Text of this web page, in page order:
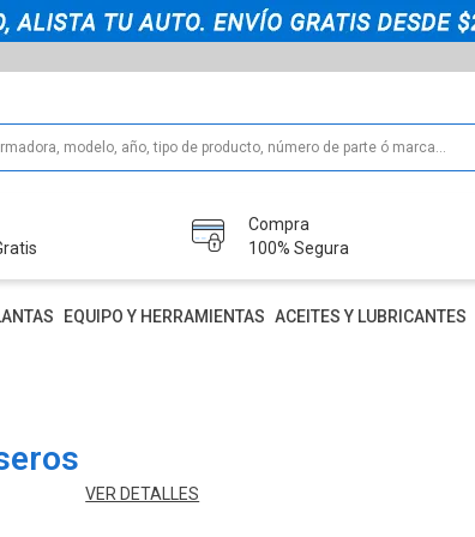
Compra
100% Segura
EQUIPO Y HERRAMIENTAS ACEITES Y LUBRICANTES
VER DETALLES